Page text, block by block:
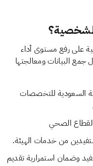
على رفع مستوى أداء
البيانات ومعالجتها
السعودية للتخصصات
الصحي
من خدمات الهيئة.
وضمان استمرارية تقديم